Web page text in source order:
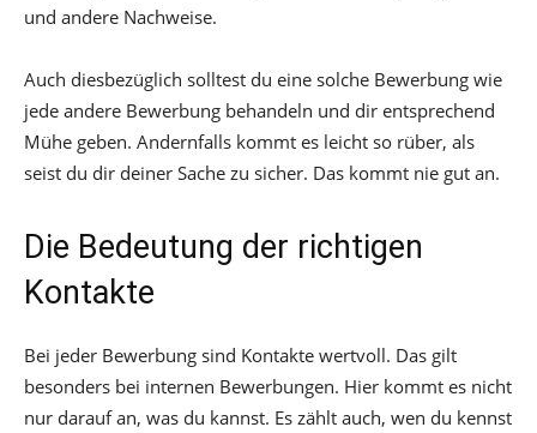
und andere Nachweise.
Auch diesbezüglich solltest du eine solche Bewerbung wie
jede andere Bewerbung behandeln und dir entsprechend
Mühe geben. Andernfalls kommt es leicht so rüber, als
seist du dir deiner Sache zu sicher. Das kommt nie gut an.
Die Bedeutung der richtigen
Kontakte
Bei jeder Bewerbung sind Kontakte wertvoll. Das gilt
besonders bei internen Bewerbungen. Hier kommt es nicht
nur darauf an, was du kannst. Es zählt auch, wen du kennst